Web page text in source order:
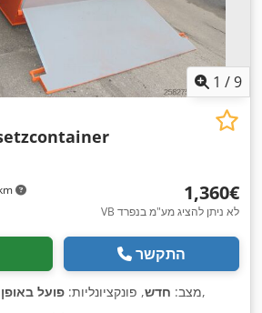
1 /9
‏1,360 ‏€
VB לא ניתן להציג מע"מ בנפרד
התקשר
מצב: חדש, פונקציונליות: פועל ,